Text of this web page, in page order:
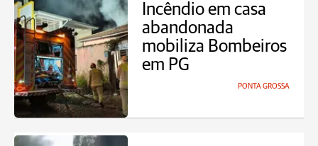
Incêndio em casa
abandonada
mobiliza Bombeiros
em PG
PONTA GROSSA